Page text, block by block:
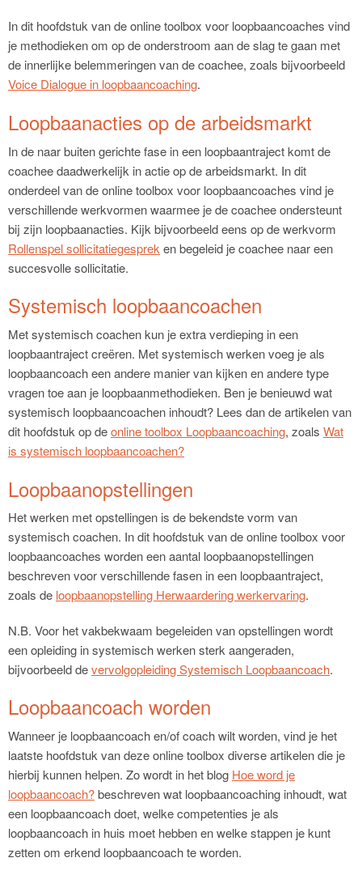
In dit hoofdstuk van de online toolbox voor loopbaancoaches vind
je methodieken om op de onderstroom aan de slag te gaan met
de innerlijke belemmeringen van de coachee, zoals bijvoorbeeld
Voice Dialogue in loopbaancoaching.
Loopbaanacties op de arbeidsmarkt
In de naar buiten gerichte fase in een loopbaantraject komt de
coachee daadwerkelijk in actie op de arbeidsmarkt. In dit
onderdeel van de online toolbox voor loopbaancoaches vind je
verschillende werkvormen waarmee je de coachee ondersteunt
bij zijn loopbaanacties. Kijk bijvoorbeeld eens op de werkvorm
Rollenspel sollicitatiegesprek en begeleid je coachee naar een
succesvolle sollicitatie.
Systemisch loopbaancoachen
Met systemisch coachen kun je extra verdieping in een
loopbaantraject creëren. Met systemisch werken voeg je als
loopbaancoach een andere manier van kijken en andere type
vragen toe aan je loopbaanmethodieken. Ben je benieuwd wat
systemisch loopbaancoachen inhoudt? Lees dan de artikelen van
dit hoofdstuk op deonline toolbox Loopbaancoaching, zoals Wat
is systemisch loopbaancoachen?
Loopbaanopstellingen
Het werken met opstellingen is de bekendste vorm van
systemisch coachen. In dit hoofdstuk van de online toolbox voor
loopbaancoaches worden een aantal loopbaanopstellingen
beschreven voor verschillende fasen in een loopbaantraject,
zoals de loopbaanopstelling Herwaardering werkervaring.
N.B. Voor het vakbekwaam begeleiden van opstellingen wordt
een opleiding in systemisch werken sterk aangeraden,
bijvoorbeeld devervolgopleiding Systemisch Loopbaancoach.
Loopbaancoach worden
Wanneer je loopbaancoach en/of coach wilt worden, vind je het
laatste hoofdstuk van deze online toolbox diverse artikelen die je
hierbij kunnen helpen. Zo wordt in het blog Hoe word je
loopbaancoach?beschreven wat loopbaancoaching inhoudt, wat
een loopbaancoach doet, welke competenties je als
loopbaancoach in huis moet hebben en welke stappen je kunt
zetten om erkend loopbaancoach te worden.